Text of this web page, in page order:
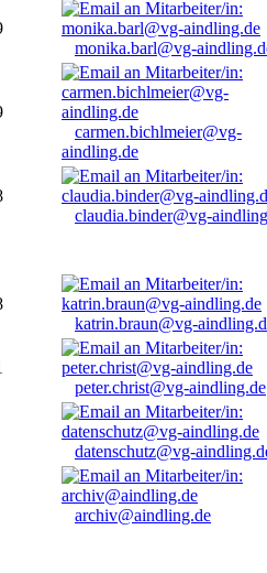
monika.barl@vg-
carmen.bichlmeier@vg-
aindling.de
claudia.binder@vg-
katrin.braun@vg-
peter.christ@vg-aindling.de
datenschutz@vg-
archiv@aindling.de